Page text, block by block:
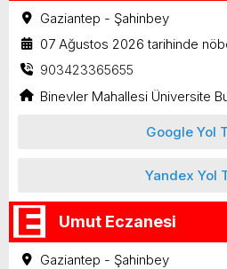
Gaziantep - Şahinbey
07 Ağustos 2026 tarihinde
903423365655
Binevler Mahallesi Üniversite
Google Yol
Yandex Yol
Umut Eczanesi
Gaziantep - Şahinbey